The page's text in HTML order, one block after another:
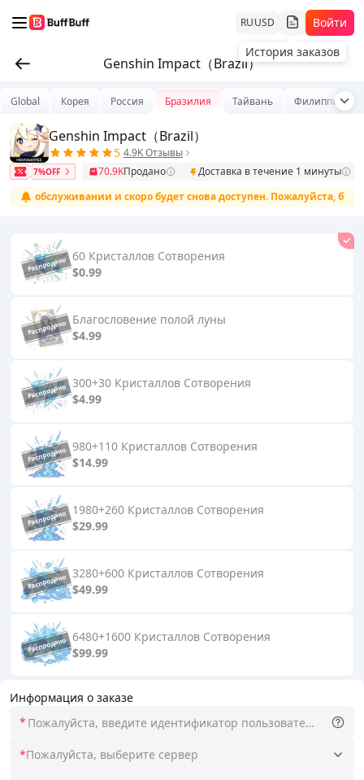
RUUSD
История заказов
Войти
Genshin Impact（Brazil）
Информация о заказе
*
*Пожалуйста, выберите сервер
Global Корея Россия Бразилия Тайвань Филиппины
Genshin Impact（Brazil）
5 4.9K Отзывы
7%OFF 70.9KПродано
Доставка в течение 1 минуты
обслуживании и скоро будет снова доступен. Пожалуйста,
60 Кристаллов Сотворения
$0.99
Благословение полой луны
$4.99
300+30 Кристаллов Сотворения
$4.99
980+110 Кристаллов Сотворения
$14.99
1980+260 Кристаллов Сотворения
$29.99
3280+600 Кристаллов Сотворения
$49.99
6480+1600 Кристаллов Сотворения
$99.99